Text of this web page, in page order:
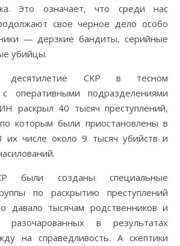
Это означает, что среди нас
свое черное дело особо
— дерзкие бандиты, серийные
убийцы.
десятилетие СКР в тесном
с оперативными подразделениями
40 тысяч преступлений,
которым были приостановлены в
числе около 9 тысяч убийств и
были созданы специальные
по раскрытию преступлений
давало тысячам родственников и
разочарованных в результатах
на справедливость. А скептики